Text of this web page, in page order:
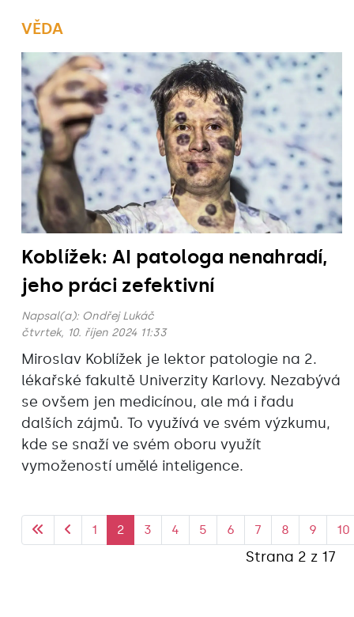
VĚDA
Koblížek: AI patologa nenahradí,
jeho práci zefektivní
Napsal(a): Ondřej Lukáč
čtvrtek, 10. říjen 2024 11:33
Miroslav Koblížek je lektor patologie na 2.
lékařské fakultě Univerzity Karlovy. Nezabývá
se ovšem jen medicínou, ale má i řadu
dalších zájmů. To využívá ve svém výzkumu,
kde se snaží ve svém oboru využít
vymožeností umělé inteligence.
Strana 2 z 17
1 2 3 4 5 6 7 8 9 10